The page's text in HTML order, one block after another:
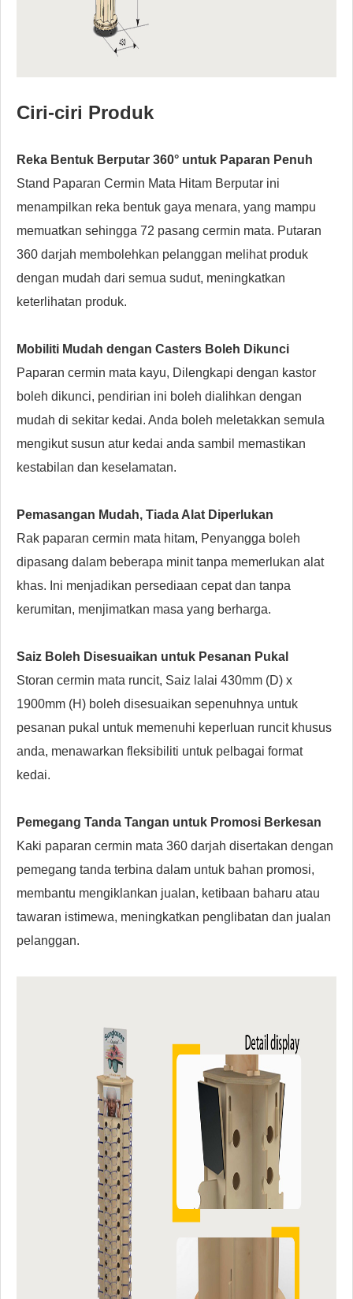
Ciri-ciri Produk
Reka Bentuk Berputar 360° untuk Paparan Penuh
Stand Paparan Cermin Mata Hitam Berputar ini
menampilkan reka bentuk gaya menara, yang mampu
memuatkan sehingga 72 pasang cermin mata. Putaran
360 darjah membolehkan pelanggan melihat produk
dengan mudah dari semua sudut, meningkatkan
keterlihatan produk.
Mobiliti Mudah dengan Casters Boleh Dikunci
Paparan cermin mata kayu, Dilengkapi dengan kastor
boleh dikunci, pendirian ini boleh dialihkan dengan
mudah di sekitar kedai. Anda boleh meletakkan semula
mengikut susun atur kedai anda sambil memastikan
kestabilan dan keselamatan.
Pemasangan Mudah, Tiada Alat Diperlukan
Rak paparan cermin mata hitam, Penyangga boleh
dipasang dalam beberapa minit tanpa memerlukan alat
khas. Ini menjadikan persediaan cepat dan tanpa
kerumitan, menjimatkan masa yang berharga.
Saiz Boleh Disesuaikan untuk Pesanan Pukal
Storan cermin mata runcit, Saiz lalai 430mm (D) x
1900mm (H) boleh disesuaikan sepenuhnya untuk
pesanan pukal untuk memenuhi keperluan runcit khusus
anda, menawarkan fleksibiliti untuk pelbagai format
kedai.
Pemegang Tanda Tangan untuk Promosi Berkesan
Kaki paparan cermin mata 360 darjah disertakan dengan
pemegang tanda terbina dalam untuk bahan promosi,
membantu mengiklankan jualan, ketibaan baharu atau
tawaran istimewa, meningkatkan penglibatan dan jualan
pelanggan.